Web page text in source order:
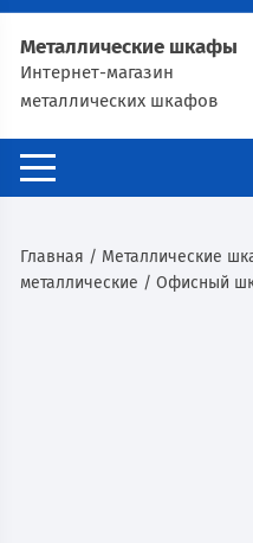
Металлические шкафы
Интернет-магазин
металлических шкафов
Главная / Металлические
металлические / Офисный